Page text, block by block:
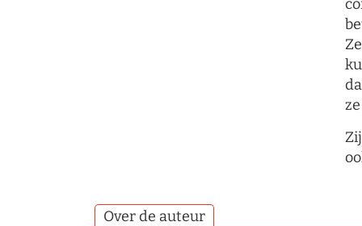
Over de auteur